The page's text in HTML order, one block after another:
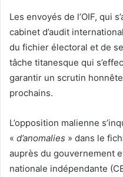
Les envoyés de l’OIF, qui
cabinet d’audit
du fichier électoral et de
tâche titanesque qui
garantir un scrutin
prochains.
L’opposition malienne
« d’anomalies » dans le
auprès du gouvernement
nationale indépendante